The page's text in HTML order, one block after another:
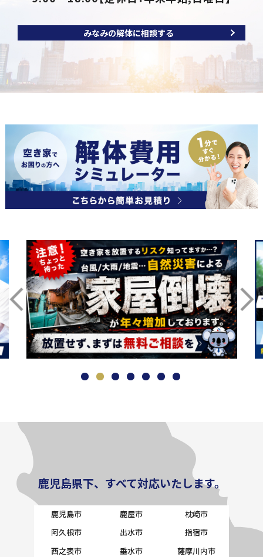
みなみの解体に相談する
鹿児島県下、すべて対応いたします。
鹿児島市 鹿屋市
枕崎市
阿久根市
出水市
指宿市
西之表市
垂水市
薩摩川内市